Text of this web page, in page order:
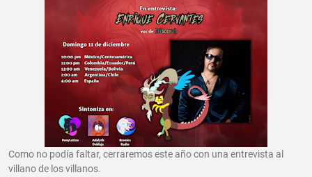
Como no podía faltar, cerraremos este año con una entrevista al
villano de los villanos.